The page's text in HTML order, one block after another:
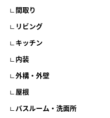
間取り
リビング
キッチン
内装
外構・外壁
屋根
バスルーム・洗面所